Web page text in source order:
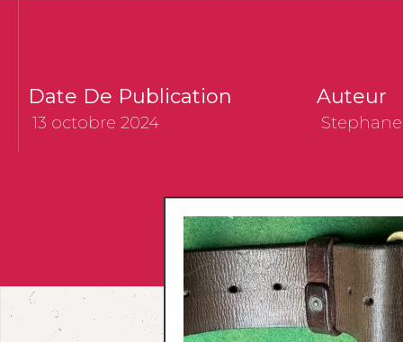
Date De Publication
13 octobre 2024
Auteur
Stephane